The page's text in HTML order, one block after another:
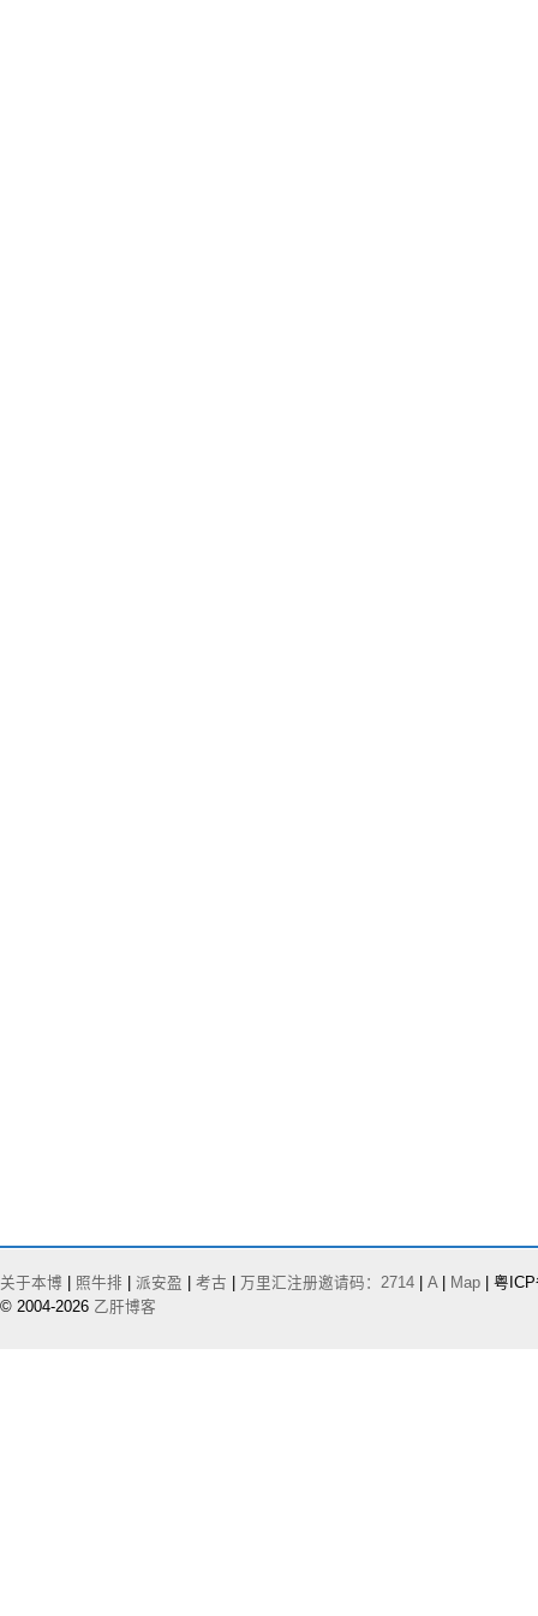
关于本博 照牛排 派安盈 考古 万里汇注册邀请码：2714 A| Map | 粤
© 2004-2026 乙肝博客